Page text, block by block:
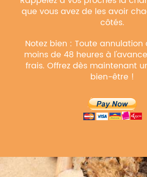
que vous avez de les avoir
côtés.
Notez bien : Toute
moins de 48 heures à
frais. Offrez dès maintenant
bien-être !